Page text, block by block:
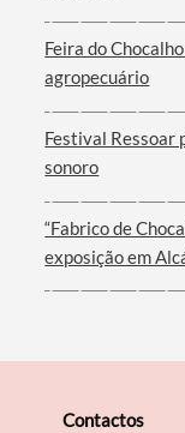
Feira do
agropecuário
Festival Ressoar
sonoro
“Fabrico de
exposição em
Contactos